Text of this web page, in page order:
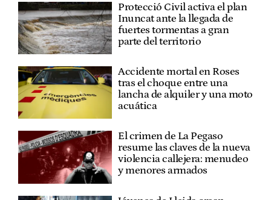
Protecció Civil activa el plan
Inuncat ante la llegada de
fuertes tormentas a gran
parte del territorio
Accidente mortal en Roses
tras el choque entre una
lancha de alquiler y una moto
acuática
El crimen de La Pegaso
resume las claves de la nueva
violencia callejera: menudeo
y menores armados